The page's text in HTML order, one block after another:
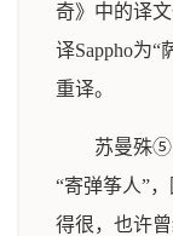
奇》中的译
译Sappho为
重译。
苏曼殊⑤
“寄弹筝人”
得很，也许